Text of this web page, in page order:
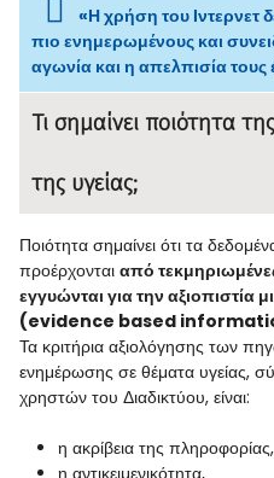
«Η χρήση του Ιντερνετ
πιο ενημερωμένους και
αγωνία και η απελπισία τους
Τι σημαίνει ποιότητα
της υγείας;
Ποιότητα σημαίνει ότι τα
προέρχονται από
εγγυώνται για την αξιοπιστία
(evidence based
Τα κριτήρια αξιολόγησης των
ενημέρωσης σε θέματα υγείας,
χρηστών του Διαδικτύου, είναι:
η ακρίβεια της πληροφορίας,
η αντικειμενικότητα,